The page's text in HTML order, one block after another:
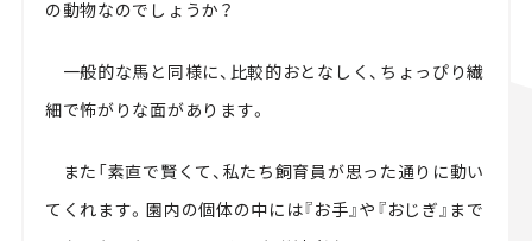
の動物なのでしょうか？
一般的な馬と同様に、比較的おとなしく、ちょっぴり繊
細で怖がりな面があります。
また「素直で賢くて、私たち飼育員が思った通りに動い
てくれます。園内の個体の中には『お手』や『おじぎ』まで